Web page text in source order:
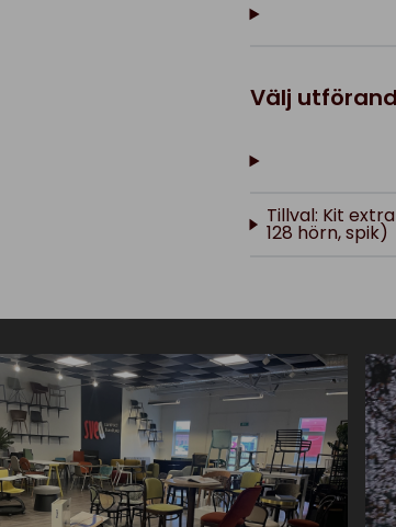
Välj
Tillval: Kit
128 hörn, spik)